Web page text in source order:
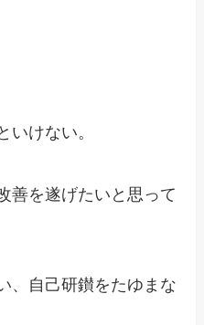
いけない。
善を遂げたいと思って
、自己研鑚をたゆまな